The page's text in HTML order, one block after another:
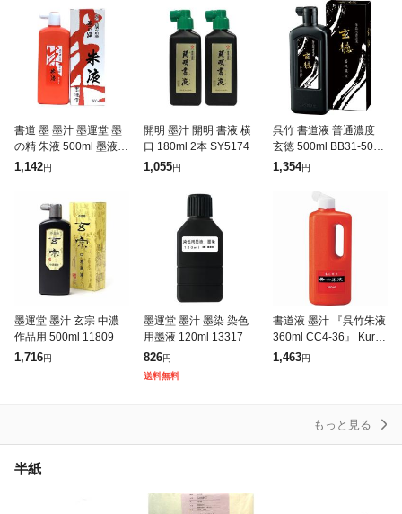
書道 墨 墨汁 墨運堂 墨
の精 朱液 500ml 墨液
液体墨 書道墨 書道液
1,142円
開明 墨汁 開明 書液 横
口 180ml 2本 SY5174
1,055円
呉竹 書道液 普通濃度
玄徳 500ml BB31-50
【北海道・沖縄・離島
1,354円
墨運堂 墨汁 玄宗 中濃
作品用 500ml 11809
1,716円
墨運堂 墨汁 墨染 染色
用墨液 120ml 13317
826円
送料無料
書道液 墨汁 『呉竹朱液
360ml CC4-36』 Kuret
ake 呉竹
1,463円
もっと見る
半紙